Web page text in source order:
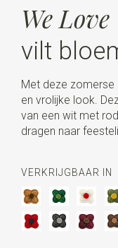
We Love
vilt
Met deze zomerse
en vrolijke look.
van een wit met
dragen naar
VERKRIJGBAAR IN